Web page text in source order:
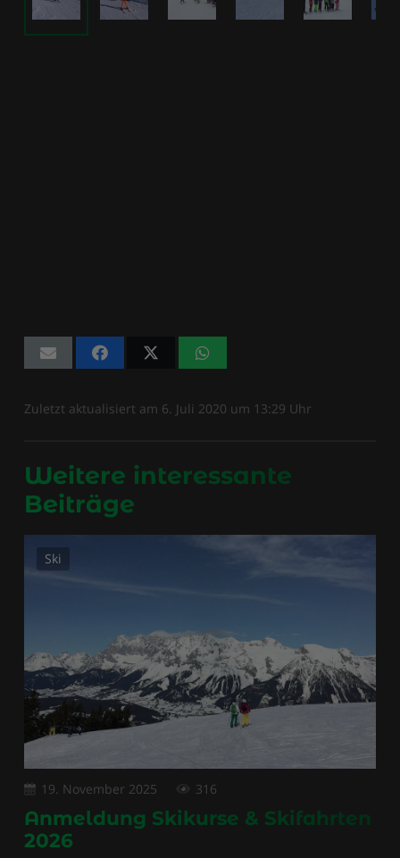
Zuletzt aktualisiert am 6. Juli 2020 um 13:29 Uhr
Weitere interessante
Beiträge
Ski
19. November 2025 316
Anmeldung Skikurse & Skifahrten
2026